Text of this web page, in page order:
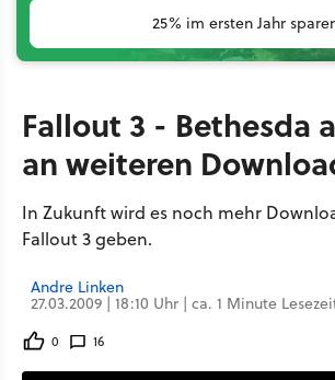
25% im ersten Jahr
Fallout 3 - Bethesda
an weiteren
In Zukunft wird es noch mehr
Fallout 3 geben.
Andre Linken
27.03.2009 | 18:10 Uhr | ca. 1 Minute
0 16